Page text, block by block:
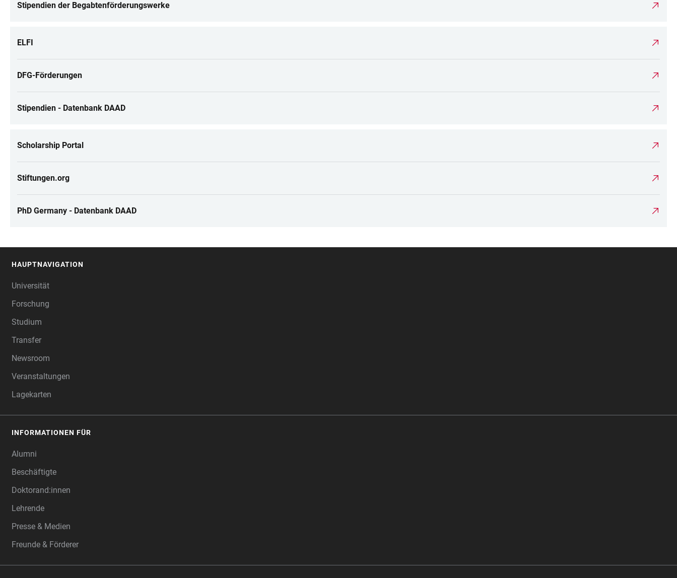
Stipendien der Begabtenförderungswerke
ELFI
DFG-Förderungen
Stipendien - Datenbank DAAD
Scholarship Portal
Stiftungen.org
PhD Germany - Datenbank DAAD
HAUPTNAVIGATION
Universität
Forschung
Studium
Transfer
Newsroom
Veranstaltungen
Lagekarten
INFORMATIONEN FÜR
Alumni
Beschäftigte
Doktorand:innen
Lehrende
Presse & Medien
Freunde & Förderer